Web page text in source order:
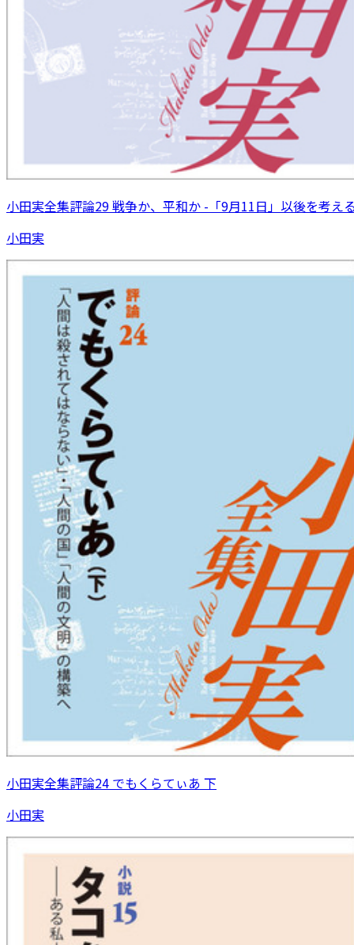
小田実全集評論29 戦争か、平和か -「9月11日」以後を考え
小田実
小田実全集評論24 でもくらてぃあ 下
小田実